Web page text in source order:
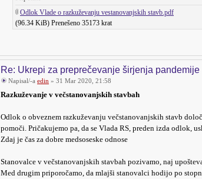
Odlok Vlade o razkuževanju vestanovanjskih stavb.pdf
(96.34 KiB) Prenešeno 35173 krat
Re: Ukrepi za preprečevanje širjenja pandemije
Napisal/-a edin » 31 Mar 2020, 21:58
Razkuževanje v večstanovanjskih stavbah
Odlok o obveznem razkuževanju večstanovanjskih stavb
pomoči. Pričakujemo pa, da se Vlada RS, preden izda odlok,
Zdaj je čas za dobre medsoseske odnose
Stanovalce v večstanovanjskih stavbah pozivamo, naj
Med drugim priporočamo, da mlajši stanovalci hodijo po